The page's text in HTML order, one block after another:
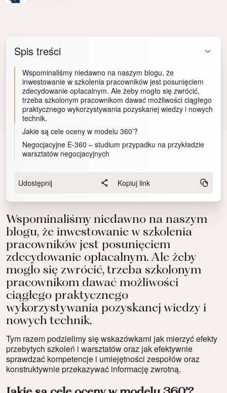
Spis treści
Wspominaliśmy niedawno na naszym blogu, że
inwestowanie w szkolenia pracowników jest posunięciem
zdecydowanie opłacalnym. Ale żeby mogło się zwrócić,
trzeba szkolonym pracownikom dawać możliwości ciągłego
praktycznego wykorzystywania pozyskanej wiedzy i nowych
technik.
Jakie są cele oceny w modelu 360’?
Negocjacyjne E-360 – studium przypadku na przykładzie
warsztatów negocjacyjnych
Udostępnij Kopiuj link
Wspominaliśmy niedawno na naszym
blogu, że inwestowanie w szkolenia
pracowników jest posunięciem
zdecydowanie opłacalnym. Ale żeby
mogło się zwrócić, trzeba szkolonym
pracownikom dawać możliwości
ciągłego praktycznego
wykorzystywania pozyskanej wiedzy i
nowych technik.
Tym razem podzielimy się wskazówkami jak mierzyć efekty
przebytych szkoleń i warsztatów oraz jak efektywnie
sprawdzać kompetencje i umiejętności zespołów oraz
konstruktywnie przekazywać informację zwrotną.